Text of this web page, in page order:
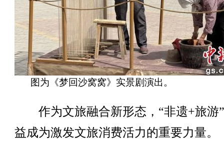
图为《梦回沙窝窝》实景剧演出。
作为文旅融合新形态，“非遗+旅游
益成为激发文旅消费活力的重要力量。